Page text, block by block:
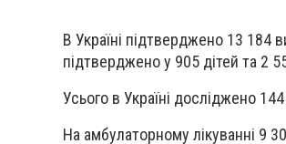
В Україні підтверджено 13 184
підтверджено у 905 дітей та 2
Усього в Україні досліджено
На амбулаторному лікуванні 9